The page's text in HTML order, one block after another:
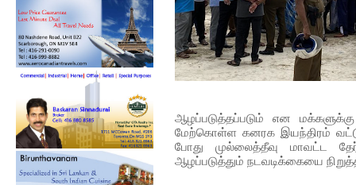
ஆழப்படுத்தப்படும் என
மேற்கொள்ள கனரக இயந்திரம்
போது முல்லைத்தீவு மாவட்ட
ஆழப்படுத்தும் நடவடிக்கையை